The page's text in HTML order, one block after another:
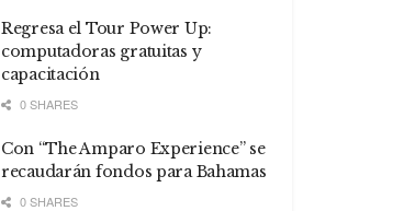
Regresa el Tour Power Up:
computadoras gratuitas y
capacitación
0 SHARES
Con “The Amparo Experience” se
recaudarán fondos para Bahamas
0 SHARES